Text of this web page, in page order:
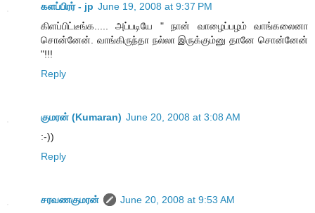
களப்பிரர் - jp June 19, 2008 at 9:37 PM
கிளப்பிட்டீங்க..... அப்படியே " நான் வாழைப்பழம் வாங்கலைனா
சொன்னேன். வாங்கிருந்தா நல்லா இருக்கும்னு தானே சொன்னேன்
"!!!
Reply
குமரன் (Kumaran) June 20, 2008 at 3:08 AM
:-))
Reply
சரவணகுமரன்
June 20, 2008 at 9:53 AM